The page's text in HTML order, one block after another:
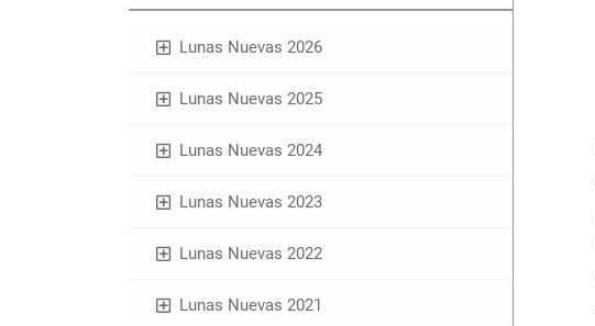
Lunas Nuevas 2026
Lunas Nuevas 2025
Lunas Nuevas 2024
Lunas Nuevas 2023
Lunas Nuevas 2022
Lunas Nuevas 2021